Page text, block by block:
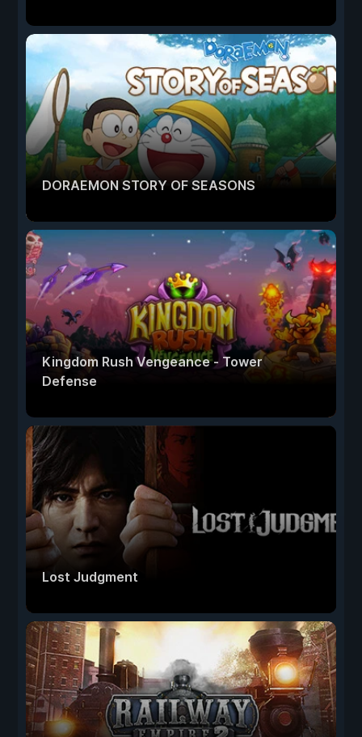
DORAEMON STORY OF SEASONS
Kingdom Rush Vengeance - Tower
Defense
Lost Judgment